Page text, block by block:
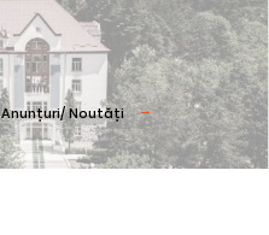
Anunțuri/ Noutăți